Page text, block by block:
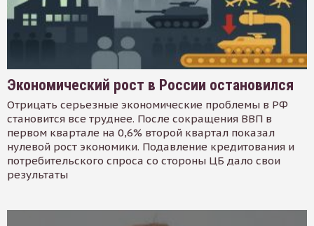
Экономический рост в России остановился
Отрицать серьезные экономические проблемы в РФ
становится все труднее. После сокращения ВВП в
первом квартале на 0,6% второй квартал показал
нулевой рост экономики. Подавление кредитования и
потребительского спроса со стороны ЦБ дало свои
результаты